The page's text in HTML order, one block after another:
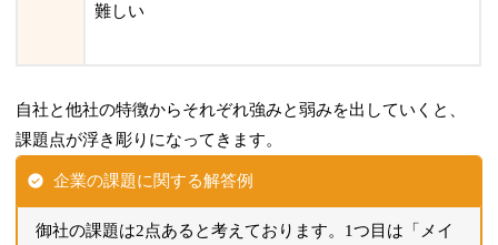
難しい
自社と他社の特徴からそれぞれ強みと弱みを出していくと、
課題点が浮き彫りになってきます。
企業の課題に関する解答例
御社の課題は2点あると考えております。1つ目は「メイ